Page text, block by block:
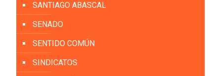
SANTIAGO ABASCAL
SENADO
SENTIDO COMÚN
SINDICATOS